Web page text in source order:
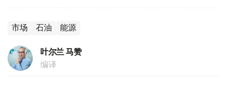
市场 石油 能源
叶尔兰 马赞
编译